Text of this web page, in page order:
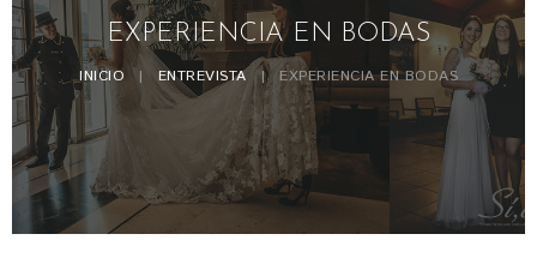
EXPERIENCIA EN BODAS
INICIO ENTREVISTA EXPERIENCIA EN BODAS